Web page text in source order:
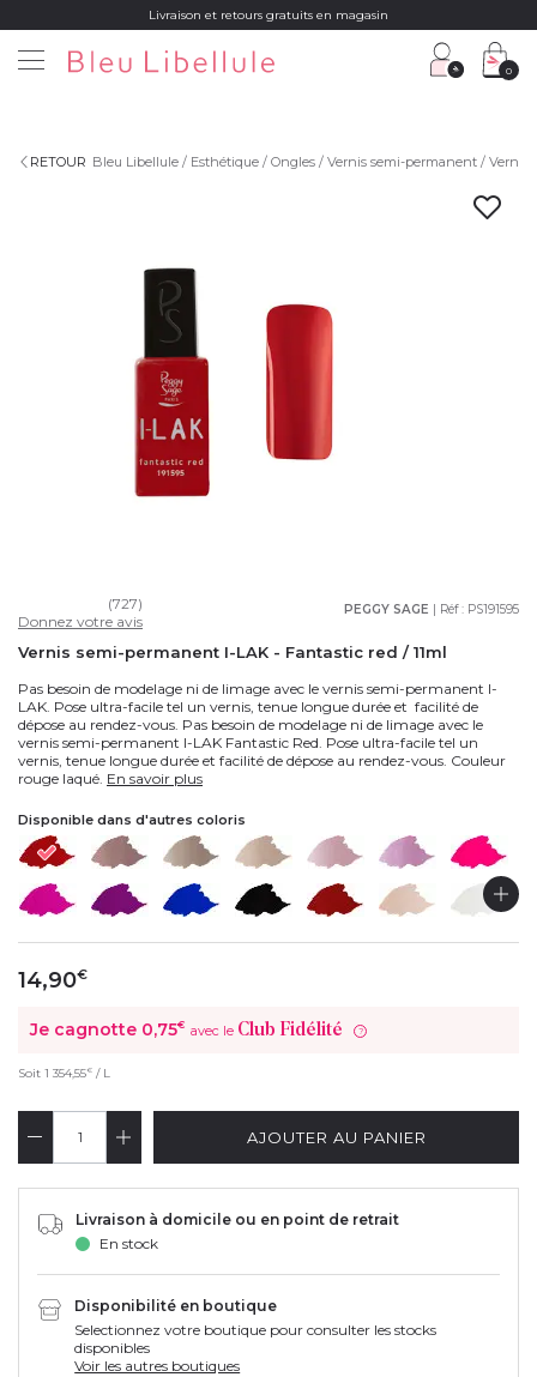
Livraison et retours gratuits en magasin
0
RETOUR Bleu Libellule Esthétique Ongles Vernis semi-permanent Vernis
PEGGY SAGE | Réf : PS191595
(727)
Donnez votre avis
Vernis semi-permanent I-LAK - Fantastic red / 11ml
Pas besoin de modelage ni de limage avec le vernis semi-permanent I-
LAK. Pose ultra-facile tel un vernis, tenue longue durée et facilité de
dépose au rendez-vous. Pas besoin de modelage ni de limage avec le
vernis semi-permanent I-LAK Fantastic Red. Pose ultra-facile tel un
vernis, tenue longue durée et facilité de dépose au rendez-vous. Couleur
rouge laqué. En savoir plus
Disponible dans d'autres coloris
14,90€
Je cagnotte 0,75€ avec le Club Fidélité ?
Soit 1 354,55€ / L
AJOUTER AU PANIER
Livraison à domicile ou en point de retrait
En stock
Disponibilité en boutique
Selectionnez votre boutique pour consulter les stocks
disponibles
Voir les autres boutiques